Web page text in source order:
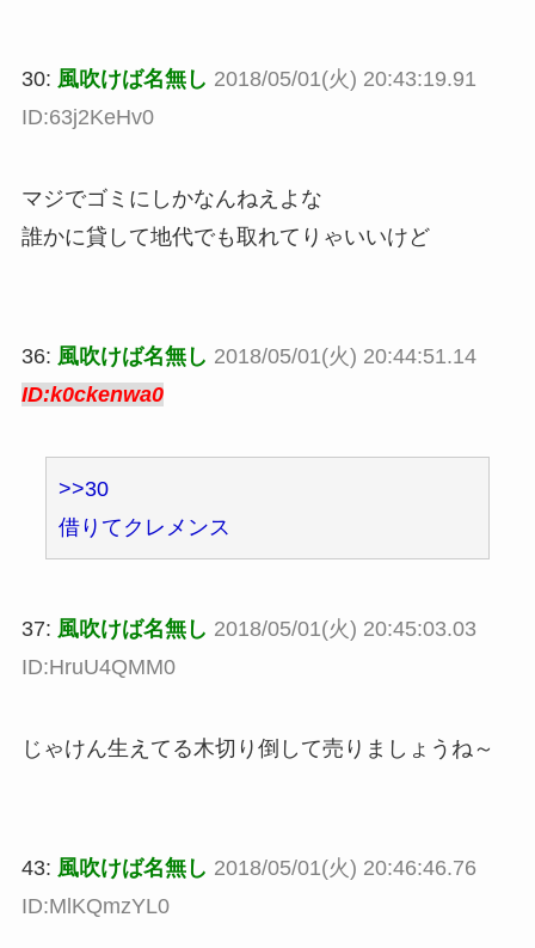
30: 風吹けば名無し 2018/05/01(火) 20:43:19.91
ID:63j2KeHv0
マジでゴミにしかなんねえよな
誰かに貸して地代でも取れてりゃいいけど
36: 風吹けば名無し 2018/05/01(火) 20:44:51.14
ID:k0ckenwa0
>>30
借りてクレメンス
37: 風吹けば名無し 2018/05/01(火) 20:45:03.03
ID:HruU4QMM0
じゃけん生えてる木切り倒して売りましょうね～
43: 風吹けば名無し 2018/05/01(火) 20:46:46.76
ID:MlKQmzYL0